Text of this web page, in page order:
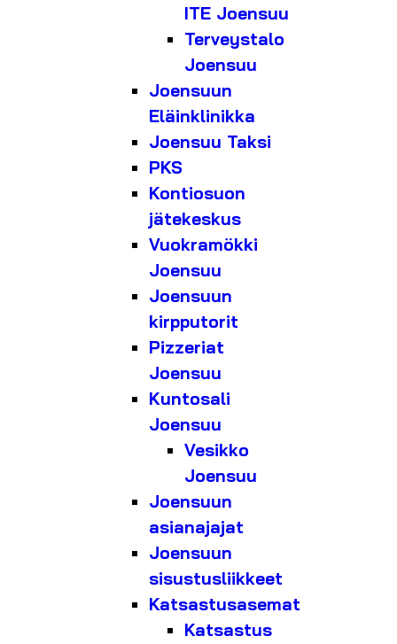
ITE Joensuu
Terveystalo
Joensuu
Joensuun
Eläinklinikka
Joensuu Taksi
PKS
Kontiosuon
jätekeskus
Vuokramökki
Joensuu
Joensuun
kirpputorit
Pizzeriat
Joensuu
Kuntosali
Joensuu
Vesikko
Joensuu
Joensuun
asianajajat
Joensuun
sisustusliikkeet
Katsastusasemat
Katsastus